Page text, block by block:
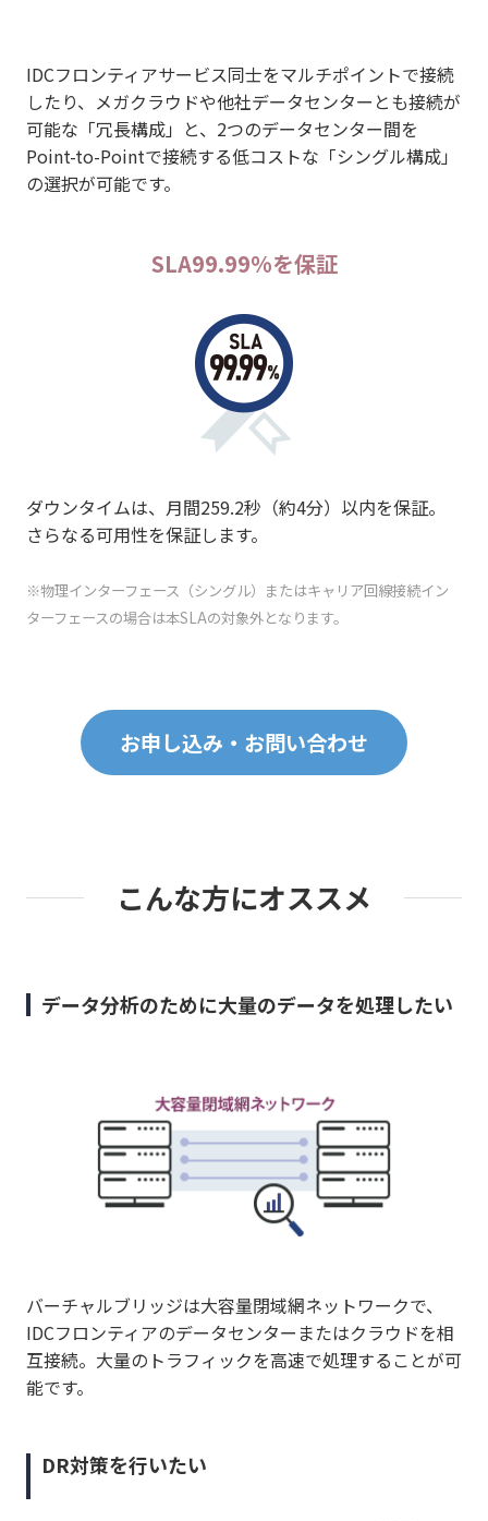
IDCフロンティアサービス同士をマルチポイントで接続
したり、メガクラウドや他社データセンターとも接続が
可能な「冗⻑構成」と、2つのデータセンター間を
Point-to-Pointで接続する低コストな「シングル構成」
の選択が可能です。
SLA99.99%を保証
ダウンタイムは、月間259.2秒（約4分）以内を保証。
さらなる可用性を保証します。
※物理インターフェース（シングル）またはキャリア回線接続イン
ターフェースの場合は本SLAの対象外となります。
お申し込み・お問い合わせ
こんな方にオススメ
データ分析のために大量のデータを処理したい
バーチャルブリッジは大容量閉域網ネットワークで、
IDCフロンティアのデータセンターまたはクラウドを相
互接続。大量のトラフィックを高速で処理することが可
能です。
DR対策を行いたい